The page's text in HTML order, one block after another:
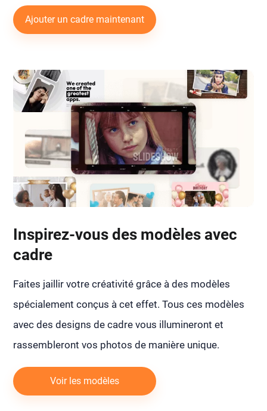
Ajouter un cadre maintenant
Inspirez-vous des modèles avec
cadre
Faites jaillir votre créativité grâce à des modèles
spécialement conçus à cet effet. Tous ces modèles
avec des designs de cadre vous illumineront et
rassembleront vos photos de manière unique.
Voir les modèles